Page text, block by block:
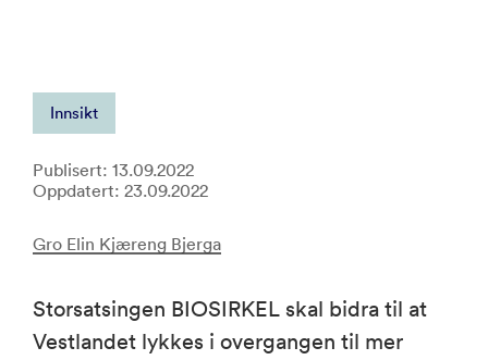
Innsikt
Publisert: 13.09.2022
Oppdatert: 23.09.2022
Gro Elin Kjæreng Bjerga
Storsatsingen BIOSIRKEL skal bidra til at
Vestlandet lykkes i overgangen til mer